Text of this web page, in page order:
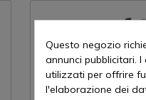
Questo negozio
annunci pubblicitari.
utilizzati per offrire
l'elaborazione dei